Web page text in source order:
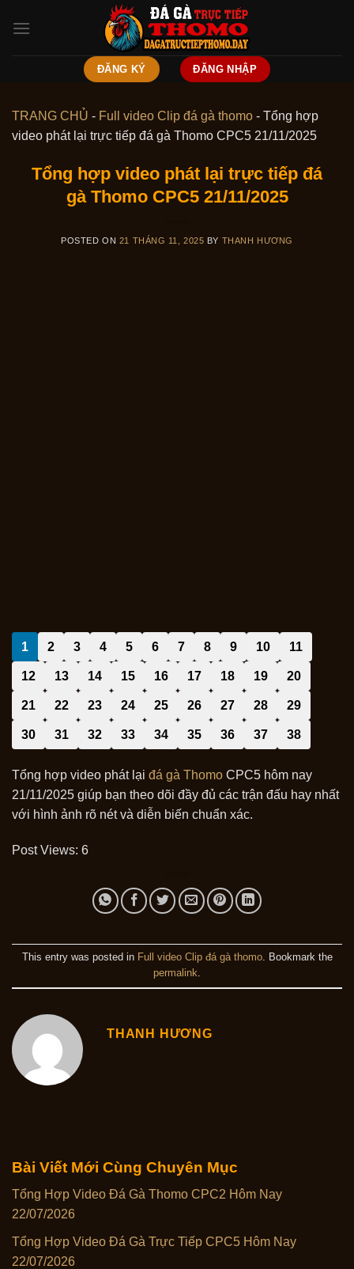
ĐĂNG KÝ ĐĂNG NHẬP
Bài Viết Mới Cùng Chuyên Mục
Tổng Hợp Video Đá Gà Thomo CPC2 Hôm Nay
22/07/2026
Tổng Hợp Video Đá Gà Trực Tiếp CPC5 Hôm Nay
22/07/2026
TRANG CHỦ - Full video Clip đá gà thomo - Tổng hợp
video phát lại trực tiếp đá gà Thomo CPC5 21/11/2025
Tổng hợp video phát lại trực tiếp đá
gà Thomo CPC5 21/11/2025
POSTED ON 21 THÁNG 11, 2025 BY THANH HƯƠNG
1 2 3 4 5 6 7 8 9 10 11
12 13 14 15 16 17 18 19 20
21 22 23 24 25 26 27 28 29
30 31 32 33 34 35 36 37 38
Tổng hợp video phát lại đá gà Thomo CPC5 hôm nay
21/11/2025 giúp bạn theo dõi đầy đủ các trận đấu hay nhất
với hình ảnh rõ nét và diễn biến chuẩn xác.
Post Views: 6
This entry was posted in Full video Clip đá gà thomo. Bookmark the
permalink
THANH HƯƠNG